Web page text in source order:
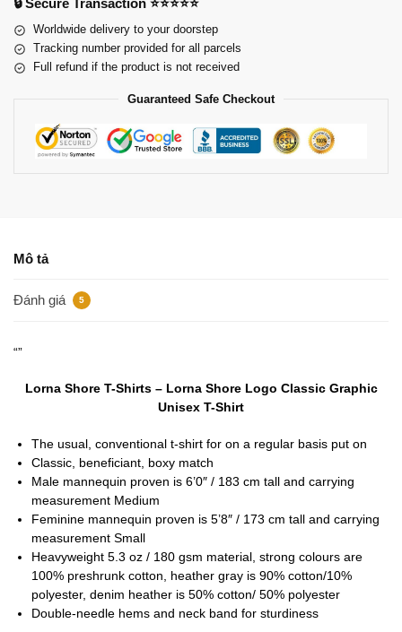
Worldwide delivery to your doorstep
Tracking number provided for all parcels
Full refund if the product is not received
Guaranteed Safe Checkout
Mô tả
Đánh giá 5
“”
Lorna Shore T-Shirts – Lorna Shore Logo Classic Graphic
Unisex T-Shirt
The usual, conventional t-shirt for on a regular basis put on
Classic, beneficiant, boxy match
Male mannequin proven is 6’0″ / 183 cm tall and carrying
measurement Medium
Feminine mannequin proven is 5’8″ / 173 cm tall and carrying
measurement Small
Heavyweight 5.3 oz / 180 gsm material, strong colours are
100% preshrunk cotton, heather gray is 90% cotton/10%
polyester, denim heather is 50% cotton/ 50% polyester
Double-needle hems and neck band for sturdiness